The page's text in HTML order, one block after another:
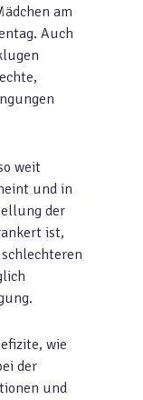
am
Auch
weit
und in
der
ist,
wie
der
und